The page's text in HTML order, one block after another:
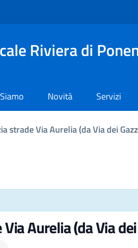
Riviera di
Novità Servizi
strade Via Aurelia (da Via dei
Aurelia (da Via